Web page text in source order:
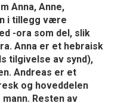
Anna, Anne,
i tillegg være
-ora som del, slik
Anna er et hebraisk
tilgivelse av synd),
Andreas er et
og hoveddelen
Resten av